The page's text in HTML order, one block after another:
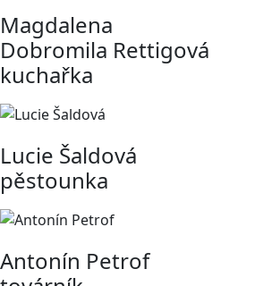
Magdalena
Dobromila Rettigová
kuchařka
Lucie Šaldová
pěstounka
Antonín Petrof